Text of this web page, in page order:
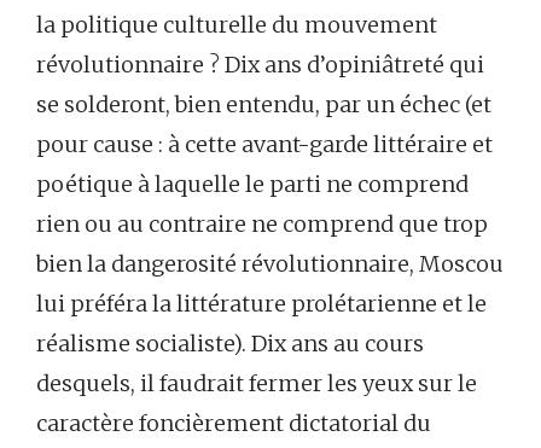
la politique culturelle du mouvement
révolutionnaire ? Dix ans d’opiniâtreté qui
se solderont, bien entendu, par un échec (et
pour cause : à cette avant-garde littéraire et
poétique à laquelle le parti ne comprend
rien ou au contraire ne comprend que trop
bien la dangerosité révolutionnaire, Moscou
lui préféra la littérature prolétarienne et le
réalisme socialiste). Dix ans au cours
desquels, il faudrait fermer les yeux sur le
caractère foncièrement dictatorial du